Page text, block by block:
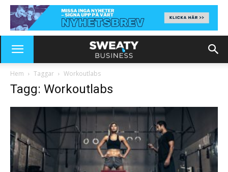
Hem Taggar Workoutlabs
Tagg: Workoutlabs